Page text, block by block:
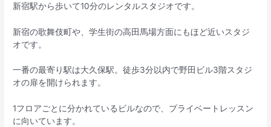
新宿駅から歩いて10分のレンタルスタジオです。
新宿の歌舞伎町や、学生街の高田馬場方面にもほど近いスタジ
オです。
一番の最寄り駅は大久保駅。徒歩3分以内で野田ビル3階スタジ
オの扉を開けられます。
1フロアごとに分かれているビルなので、プライベートレッスン
に向いています。